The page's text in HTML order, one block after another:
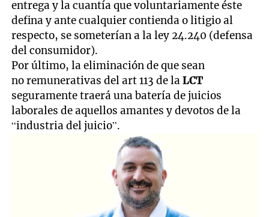
entrega y la cuantía que voluntariamente éste
defina y ante cualquier contienda o litigio al
respecto, se someterían a la ley 24.240 (defensa
del consumidor).
Por último, la eliminación de que sean
no remunerativas del art 113 de laLCT
seguramente traerá una batería de juicios
laborales de aquellos amantes y devotos de la
“industria del juicio”.